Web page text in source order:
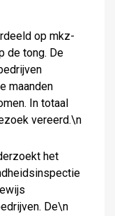
op mkz-
de tong. De
maanden
In totaal
vereerd.\n
het
De\n